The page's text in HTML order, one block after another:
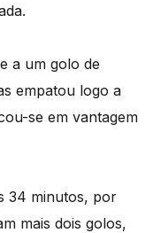
a um golo de
empatou logo a
se em vantagem
34 minutos, por
mais dois golos,